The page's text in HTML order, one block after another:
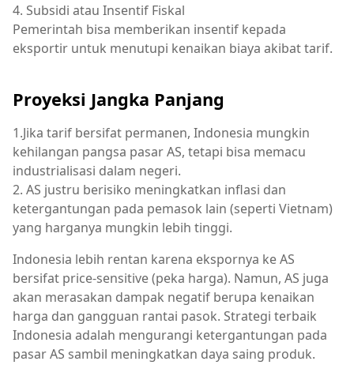
4. Subsidi atau Insentif Fiskal
Pemerintah bisa memberikan insentif kepada
eksportir untuk menutupi kenaikan biaya akibat tarif.
Proyeksi Jangka Panjang
1.Jika tarif bersifat permanen, Indonesia mungkin
kehilangan pangsa pasar AS, tetapi bisa memacu
industrialisasi dalam negeri.
2. AS justru berisiko meningkatkan inflasi dan
ketergantungan pada pemasok lain (seperti Vietnam)
yang harganya mungkin lebih tinggi.
Indonesia lebih rentan karena ekspornya ke AS
bersifat price-sensitive (peka harga). Namun, AS juga
akan merasakan dampak negatif berupa kenaikan
harga dan gangguan rantai pasok. Strategi terbaik
Indonesia adalah mengurangi ketergantungan pada
pasarAS sambil meningkatkan daya saing produk.